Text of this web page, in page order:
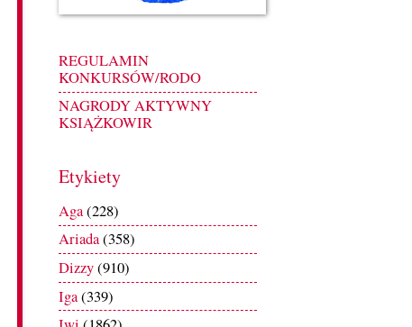
REGULAMIN
KONKURSÓW/RODO
NAGRODY AKTYWNY
KSIĄŻKOWIR
Etykiety
Aga(228)
Ariada(358)
Dizzy(910)
Iga(339)